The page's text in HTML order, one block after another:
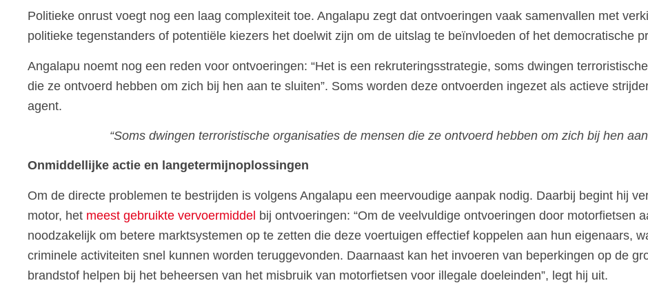
Politieke onrust voegt nog een laag complexiteit toe. Angalapu zegt dat ontvoeringen vaak samenvallen met
politieke tegenstanders of potentiële kiezers het doelwit zijn om de uitslag te beïnvloeden of het democratische
Angalapu noemt nog een reden voor ontvoeringen: “Het is een rekruteringsstrategie, soms dwingen
die ze ontvoerd hebben om zich bij hen aan te sluiten”. Soms worden deze ontvoerden ingezet als actieve
agent.
“Soms dwingen terroristische organisaties de mensen die ze ontvoerd hebben om zich bij hen
Onmiddellijke actie en langetermijnoplossingen
Om de directe problemen te bestrijden is volgens Angalapu een meervoudige aanpak nodig. Daarbij begint hij
motor, het meest gebruikte vervoermiddel bij ontvoeringen: “Om de veelvuldige ontvoeringen door motorfietsen
noodzakelijk om betere marktsystemen op te zetten die deze voertuigen effectief koppelen aan hun eigenaars,
criminele activiteiten snel kunnen worden teruggevonden. Daarnaast kan het invoeren van beperkingen op de
brandstof helpen bij het beheersen van het misbruik van motorfietsen voor illegale doeleinden”, legt hij uit.